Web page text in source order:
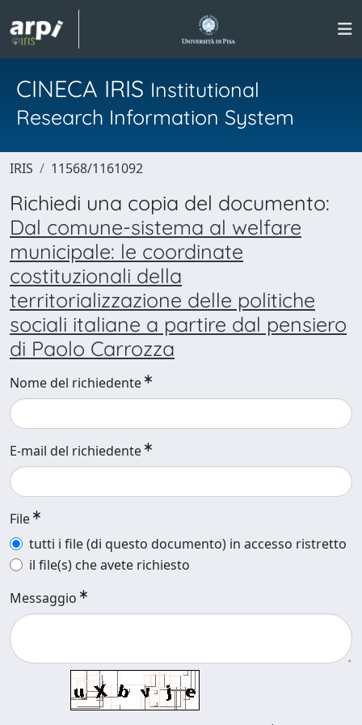
CINECA IRIS Institutional
Research Information System
IRIS 11568/1161092
Richiedi una copia del documento:
Dal comune-sistema al welfare
municipale: le coordinate
costituzionali della
territorializzazione delle politiche
sociali italiane a partire dal pensiero
di Paolo Carrozza
Nome del richiedente
E-mail del richiedente
File
tutti i file (di questo documento) in accesso ristretto
il file(s) che avete richiesto
Messaggio